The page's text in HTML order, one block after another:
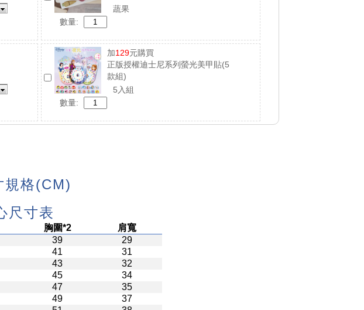
蔬果
數量:
加129元購買
正版授權迪士尼系列螢光美甲貼(5
款組)
5入組
數量: